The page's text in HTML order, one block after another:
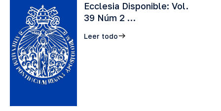
Ecclesia Disponible: Vol.
39 Núm 2 …
Leer todo